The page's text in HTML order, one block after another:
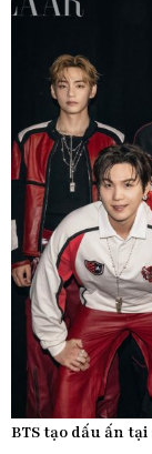
BTS tạo dấu ấn